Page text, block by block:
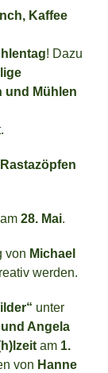
Kaffee
! Dazu
und Mühlen
am28. Mai.
von Michael
werden.
unter
Angela
am 1.
von Hanne